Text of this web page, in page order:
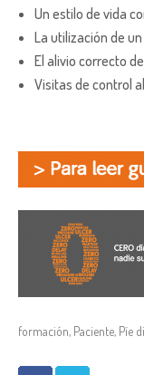
Un estilo de vida
La utilización de
El alivio correcto
Visitas de control
formación, Paciente, Píe